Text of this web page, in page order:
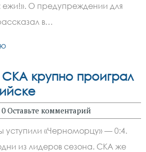
ежи!». О предупреждении для
в…
СКА крупно проиграл
0 Оставьте комментарий
«Черноморцу» — 0:4.
из лидеров сезона. СКА же